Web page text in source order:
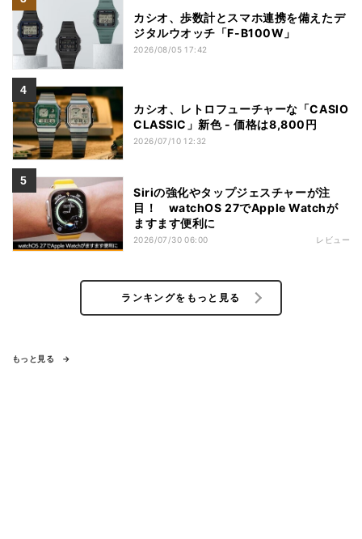
カシオ、歩数計とスマホ連携を備えたデ
ジタルウオッチ「F-B100W」
2026/08/05 17:42
カシオ、レトロフューチャーな「CASIO
CLASSIC」新色 - 価格は8,800円
2026/07/10 12:32
Siriの強化やタップジェスチャーが注
目！ watchOS 27でApple Watchが
ますます便利に
2026/07/30 06:00 レビュー
ランキングをもっと見る
もっと見る